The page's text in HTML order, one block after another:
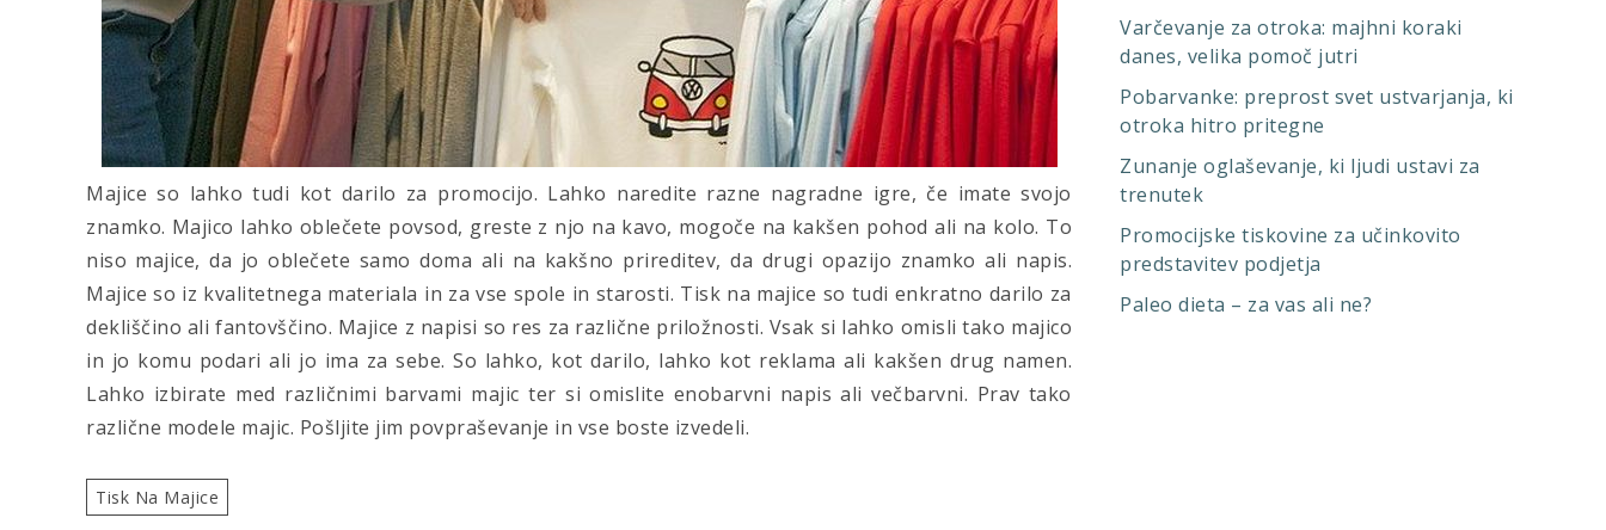
Majice so lahko tudi kot darilo za promocijo. Lahko naredite razne nagradne igre, če imate svojo
znamko. Majico lahko oblečete povsod, greste z njo na kavo, mogoče na kakšen pohod ali na kolo. To
niso majice, da jo oblečete samo doma ali na kakšno prireditev, da drugi opazijo znamko ali napis.
Majice so iz kvalitetnega materiala in za vse spole in starosti. Tisk na majice so tudi enkratno darilo za
dekliščino ali fantovščino. Majice z napisi so res za različne priložnosti. Vsak si lahko omisli tako majico
in jo komu podari ali jo ima za sebe. So lahko, kot darilo, lahko kot reklama ali kakšen drug namen.
Lahko izbirate med različnimi barvami majic ter si omislite enobarvni napis ali večbarvni. Prav tako
različne modele majic. Pošljite jim povpraševanje in vse boste izvedeli.
Tisk Na Majice
Varčevanje za otroka: majhni koraki
danes, velika pomoč jutri
Pobarvanke: preprost svet ustvarjanja, ki
otroka hitro pritegne
Zunanje oglaševanje, ki ljudi ustavi za
trenutek
Promocijske tiskovine za učinkovito
predstavitev podjetja
Paleo dieta – za vas ali ne?